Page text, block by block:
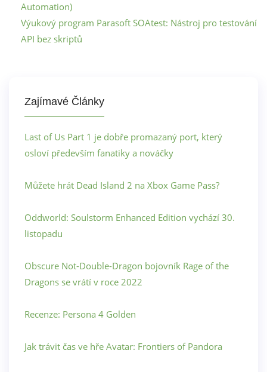
Automation)
Výukový program Parasoft SOAtest: Nástroj pro testování
API bez skriptů
Zajímavé Články
Last of Us Part 1 je dobře promazaný port, který
osloví především fanatiky a nováčky
Můžete hrát Dead Island 2 na Xbox Game Pass?
Oddworld: Soulstorm Enhanced Edition vychází 30.
listopadu
Obscure Not-Double-Dragon bojovník Rage of the
Dragons se vrátí v roce 2022
Recenze: Persona 4 Golden
Jak trávit čas ve hře Avatar: Frontiers of Pandora